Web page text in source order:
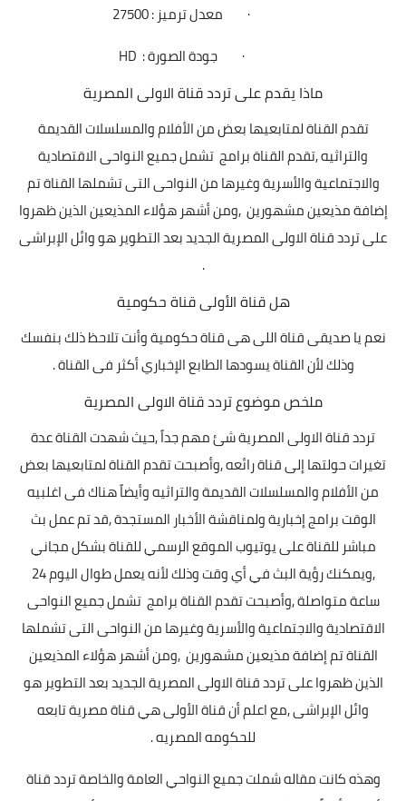
·
معدل ترميز : 27500
·
جودة الصورة :
ماذا يقدم على تردد قناة الاولى المصرية
تقدم القناة لمتابعيها بعض من الأفلام والمسلسلات القديمة
والتراثيه,تقدم القناة برامج تشمل جميع النواحى الاقتصادية
والاجتماعية والأسرية وغيرها من النواحى التى تشملها القناة تم
إضافة مذيعين مشهورين ,ومن أشهر هؤلاء المذيعين الذين ظهروا
على تردد قناة الاولى المصرية الجديد بعد التطوير هو وائل الإبراشى
.
هل قناة الأولى قناة حكومية
نعم يا صديقى قناة اللى هى قناة حكومية وأنت تلاحظ ذلك بنفسك
وذلك لأن القناة يسودها الطابع الإخباري أكثر فى القناة .
ملخص موضوع تردد قناة الاولى المصرية
تردد قناة الاولى المصرية شئ مهم جداً,حيث شهدت القناة عدة
تغيرات حولتها إلى قناة رائعه,وأصبحت تقدم القناة لمتابعيها بعض
من الأفلام والمسلسلات القديمة والتراثيه وأيضاً هناك فى اغلبيه
الوقت برامج إخبارية ولمناقشة الأخبار المستجدة,قد تم عمل بث
مباشر للقناة على يوتيوب الموقع الرسمي للقناة بشكل مجاني
,ويمكنك رؤية البث في أي وقت وذلك لأنه يعمل طوال اليوم24
ساعة متواصلة,وأصبحت تقدم القناة برامج تشمل جميع النواحى
الاقتصادية والاجتماعية والأسرية وغيرها من النواحى التى تشملها
القناة تم إضافة مذيعين مشهورين ,ومن أشهر هؤلاء المذيعين
الذين ظهروا على تردد قناة الاولى المصرية الجديد بعد التطوير هو
وائل الإبراشى,مع اعلم أن قناة الأولى هي قناة مصرية تابعه
للحكومه المصريه .
وهذه كانت مقاله شملت جميع النواحي العامة والخاصة تردد قناة